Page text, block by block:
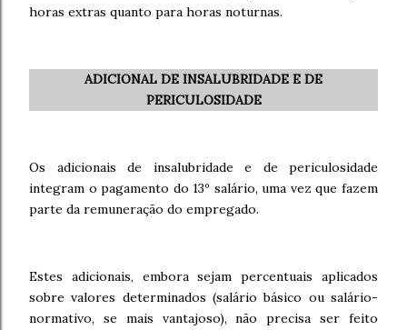
horas extras quanto para horas noturnas.
ADICIONAL DE INSALUBRIDADE E DE
PERICULOSIDADE
Os adicionais de insalubridade e de periculosidade
integram o pagamento do 13º salário, uma vez que fazem
parte da remuneração do empregado.
Estes adicionais, embora sejam percentuais aplicados
sobre valores determinados (salário básico ou salário-
normativo, se mais vantajoso), não precisa ser feito